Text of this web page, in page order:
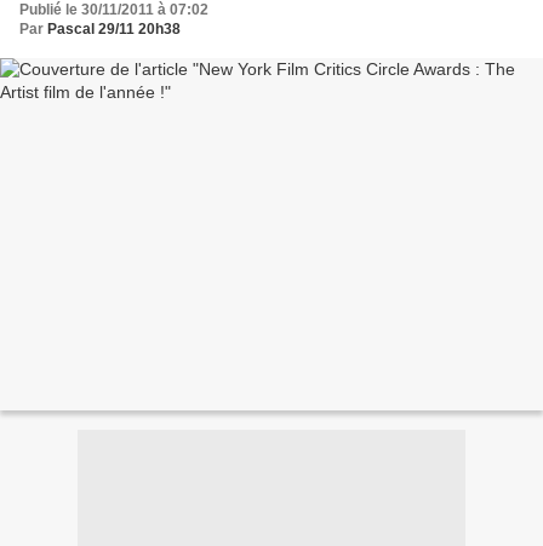
Publié le 30/11/2011 à 07:02
Par Pascal 29/11 20h38